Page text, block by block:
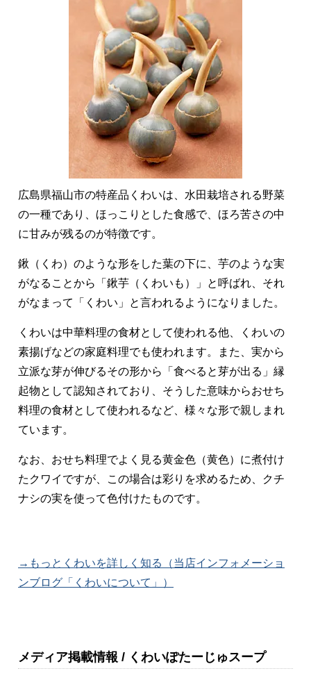
広島県福山市の特産品くわいは、水田栽培される野菜
の一種であり、ほっこりとした食感で、ほろ苦さの中
に甘みが残るのが特徴です。
鍬（くわ）のような形をした葉の下に、芋のような実
がなることから「鍬芋（くわいも）」と呼ばれ、それ
がなまって「くわい」と言われるようになりました。
くわいは中華料理の食材として使われる他、くわいの
素揚げなどの家庭料理でも使われます。また、実から
立派な芽が伸びるその形から「食べると芽が出る」縁
起物として認知されており、そうした意味からおせち
料理の食材として使われるなど、様々な形で親しまれ
ています。
なお、おせち料理でよく見る黄金色（黄色）に煮付け
たクワイですが、この場合は彩りを求めるため、クチ
ナシの実を使って色付けたものです。
→もっとくわいを詳しく知る（当店インフォメーショ
ンブログ「くわいについて」）
メディア掲載情報 / くわいぽたーじゅスープ